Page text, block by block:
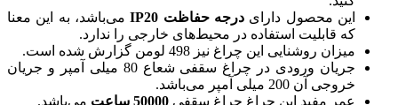
این محصول دارای درجه حفاظت IP20می‌باشد، به این معنا
که قابلیت استفاده در محیط‌های خارجی را ندارد.
میزان روشنایی این چراغ نیز 498 لومن گزارش شده است.
جریان ورودی در چراغ سقفی شعاع 80 میلی آمپر و جریان
خروجی آن 200 میلی آمپر می‌باشد.
عمر مفید این چراغ‌ چراغ سقفی 50000 ساعت
می‌باشد.